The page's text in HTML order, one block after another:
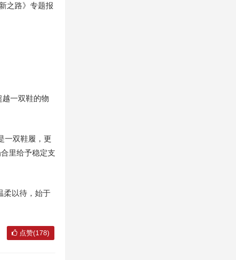
之路》专题报
一双鞋的物
一双鞋履，更
里给予稳定支
柔以待，始于
点赞(178)